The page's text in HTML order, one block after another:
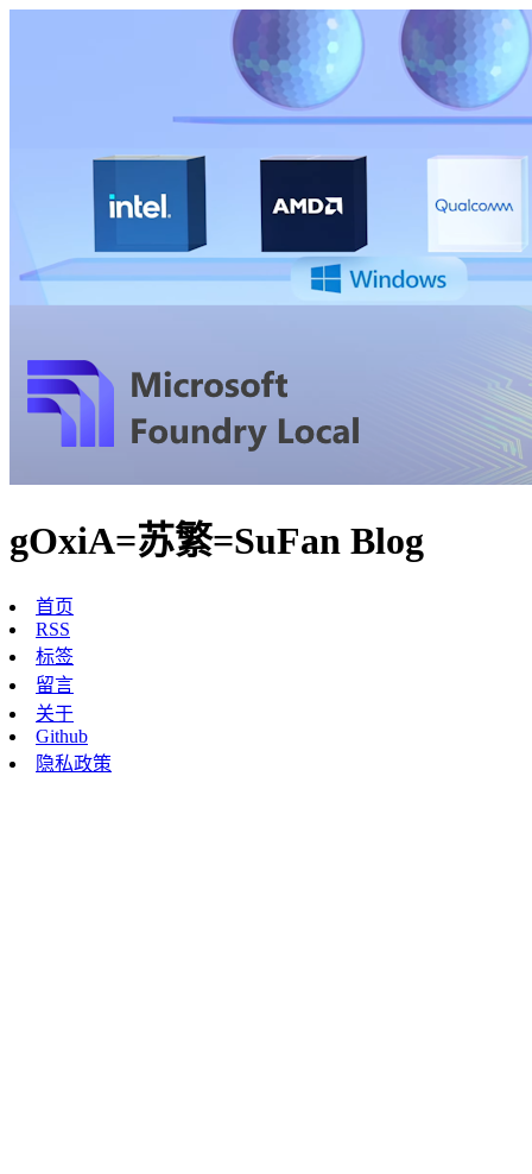
gOxiA=苏繁=SuFan Blog
首页
RSS
标签
留言
关于
Github
隐私政策